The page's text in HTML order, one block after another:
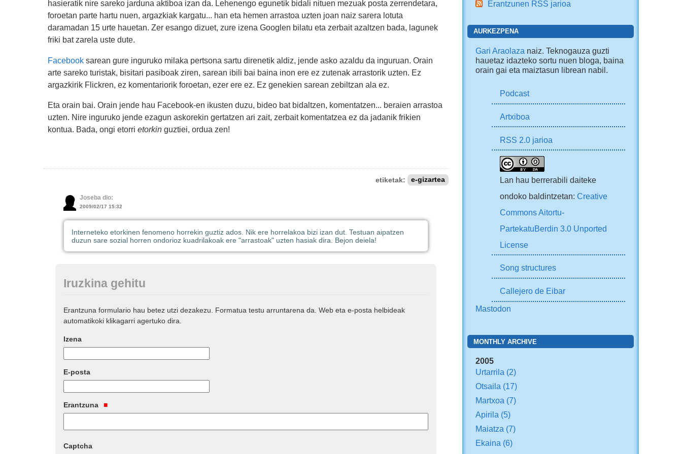
hasieratik nire sareko jarduna aktiboa izan da. Lehenengo egunetik bidali nituen mezuak posta zerrendetara,
foroetan parte hartu nuen, argazkiak kargatu... han eta hemen arrastoa uzten joan naiz sarera lotuta
daramadan 15 urte hauetan. Zer esango dizuet, zure izena Googlen bilatu eta zerbait azaltzen bada, lagunek
friki bat zarela uste dute.
Facebooksarean gure inguruko milaka pertsona sartu direnetik aldiz, jende asko azaldu da inguruan. Orain
arte sareko turistak, bisitari pasiboak ziren, sarean ibili bai baina inon ere ez zutenak arrastorik uzten. Ez
argazkirik Flickren, ez komentariorik foroetan, ezer ere ez. Ez genekien sarean zebiltzan ala ez.
Eta orain bai. Orain jende hau Facebook-en ikusten duzu, bideo bat bidaltzen, komentatzen... beraien arrastoa
uzten. Nire inguruko jende ezagun askorekin gertatzen ari zait, zerbait komentatzea ez da jadanik frikien
kontua. Bada, ongi etorri etorkinguztiei, ordua zen!
etiketak: e-gizartea
Joseba dio:
2009/02/17 15:32
Interneteko etorkinen fenomeno horrekin guztiz ados. Nik ere horrelakoa bizi izan dut. Testuan aipatzen
duzun sare sozial horren ondorioz kuadrilakoak ere "arrastoak" uzten hasiak dira. Bejon deiela!
Iruzkina gehitu
Erantzuna formulario hau betez utzi dezakezu. Formatua testu arruntarena da. Web eta e-posta helbideak
automatikoki klikagarri agertuko dira.
Izena
E-posta
Erantzuna
Captcha
Erantzunen RSS jarioa
AURKEZPENA
Gari Araolaza naiz. Teknogauza guzti
hauetaz idazteko sortu nuen bloga, baina
orain gai eta maiztasun librean nabil.
Podcast
Artxiboa
RSS 2.0 jarioa
Lan hau berrerabili daiteke
ondoko baldintzetan:Creative
Commons Aitortu-
PartekatuBerdin 3.0 Unported
License
Song structures
Callejero de Eibar
Mastodon
MONTHLY ARCHIVE
2005
Urtarrila (2)
Otsaila (17)
Martxoa (7)
Apirila (5)
Maiatza (7)
Ekaina (6)